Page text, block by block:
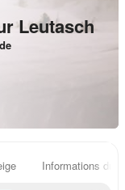
Leutasch
Informations du